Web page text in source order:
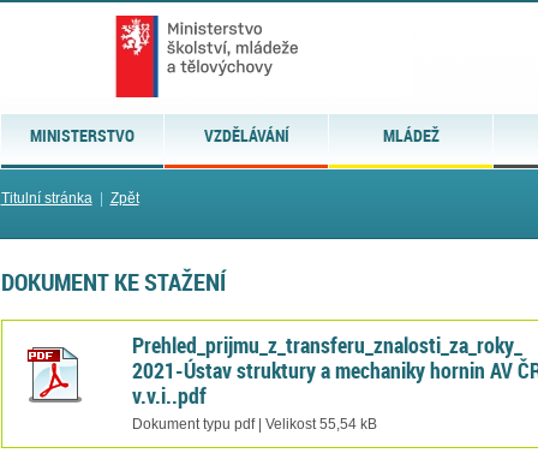
MINISTERSTVO VZDĚLÁVÁNÍ MLÁDEŽ
Titulní stránka| Zpět
DOKUMENT KE STAŽENÍ
Prehled_prijmu_z_transferu_znalosti_za_roky_
2021-Ústav struktury a mechaniky hornin AV
v.v.i..pdf
Dokument typu pdf | Velikost 55,54 kB